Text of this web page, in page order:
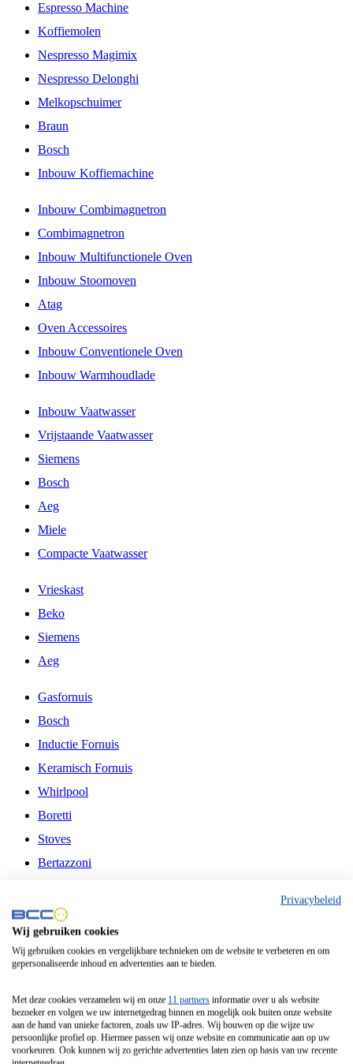
Espresso Machine
Koffiemolen
Nespresso Magimix
Nespresso Delonghi
Melkopschuimer
Braun
Bosch
Inbouw Koffiemachine
Inbouw Combimagnetron
Combimagnetron
Inbouw Multifunctionele Oven
Inbouw Stoomoven
Atag
Oven Accessoires
Inbouw Conventionele Oven
Inbouw Warmhoudlade
Inbouw Vaatwasser
Vrijstaande Vaatwasser
Siemens
Bosch
Aeg
Miele
Compacte Vaatwasser
Vrieskast
Beko
Siemens
Aeg
Gasfornuis
Bosch
Inductie Fornuis
Keramisch Fornuis
Whirlpool
Boretti
Stoves
Bertazzoni
Fitelli
Airfryer
Frituurpan
Contactgrill
Broodbakmachine
Broodrooster
Privacybeleid
Wij gebruiken cookies
Wij gebruiken cookies en vergelijkbare technieken om de website te verbeteren en om
gepersonaliseerde inhoud en advertenties aan te bieden.
Met deze cookies verzamelen wij en onze 11 partners informatie over u als website
bezoeker en volgen we uw internetgedrag binnen en mogelijk ook buiten onze website
aan de hand van unieke factoren, zoals uw IP-adres. Wij bouwen op die wijze uw
persoonlijke profiel op. Hiermee passen wij onze website en communicatie aan op uw
voorkeuren. Ook kunnen wij zo gerichte advertenties laten zien op basis van uw recente